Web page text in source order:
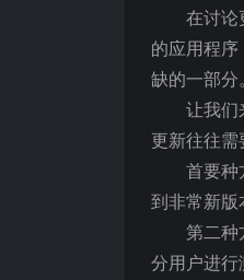
在讨论
的应用程
缺的一部分。
让我们
更新往往需
首要种
到非常新版
第二种
分用户进行